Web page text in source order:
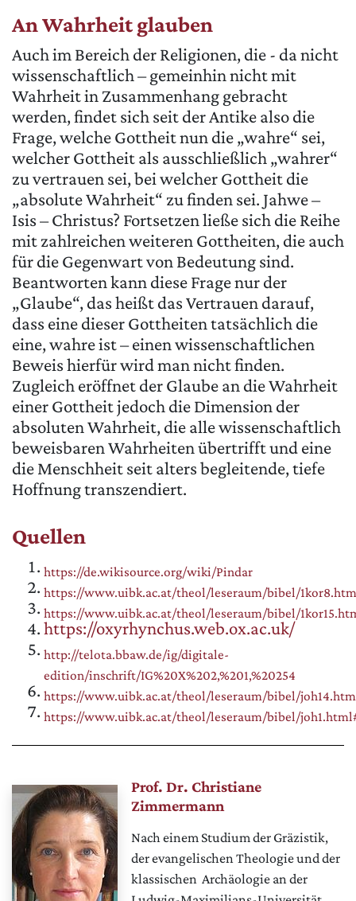
An Wahrheit glauben
Auch im Bereich der Religionen, die - da nicht
wissenschaftlich – gemeinhin nicht mit
Wahrheit in Zusammenhang gebracht
werden, findet sich seit der Antike also die
Frage, welche Gottheit nun die „wahre“ sei,
welcher Gottheit als ausschließlich „wahrer“
zu vertrauen sei, bei welcher Gottheit die
„absolute Wahrheit“ zu finden sei. Jahwe –
Isis – Christus? Fortsetzen ließe sich die Reihe
mit zahlreichen weiteren Gottheiten, die auch
für die Gegenwart von Bedeutung sind.
Beantworten kann diese Frage nur der
„Glaube“, das heißt das Vertrauen darauf,
dass eine dieser Gottheiten tatsächlich die
eine, wahre ist – einen wissenschaftlichen
Beweis hierfür wird man nicht finden.
Zugleich eröffnet der Glaube an die Wahrheit
einer Gottheit jedoch die Dimension der
absoluten Wahrheit, die alle wissenschaftlich
beweisbaren Wahrheiten übertrifft und eine
die Menschheit seit alters begleitende, tiefe
Hoffnung transzendiert.
Quellen
https://de.wikisource.org/wiki/Pindar
https://www.uibk.ac.at/theol/leseraum/bibel/
https://www.uibk.ac.at/theol/leseraum/bibel/
https://oxyrhynchus.web.ox.ac.uk/
http://telota.bbaw.de/ig/digitale-
edition/inschrift/IG%20X%202,%201,%20254
https://www.uibk.ac.at/theol/leseraum/bibel/
https://www.uibk.ac.at/theol/leseraum/bibel/
Prof. Dr. Christiane
Zimmermann
Nach einem Studium der Gräzistik,
der evangelischen Theologie und der
klassischen Archäologie an der